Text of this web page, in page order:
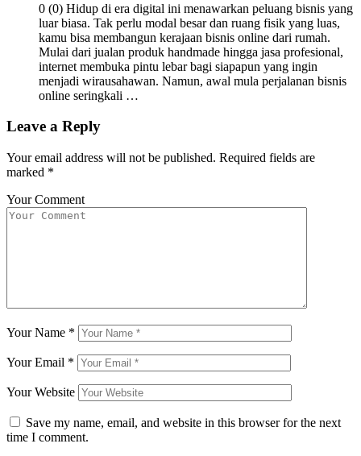
0 (0) Hidup di era digital ini menawarkan peluang bisnis yang
luar biasa. Tak perlu modal besar dan ruang fisik yang luas,
kamu bisa membangun kerajaan bisnis online dari rumah.
Mulai dari jualan produk handmade hingga jasa profesional,
internet membuka pintu lebar bagi siapapun yang ingin
menjadi wirausahawan. Namun, awal mula perjalanan bisnis
online seringkali …
Leave a Reply
Your email address will not be published. Required fields are
marked *
Your Comment
Your Name *
Your Email *
Your Website
Save my name, email, and website in this browser for the next
time I comment.